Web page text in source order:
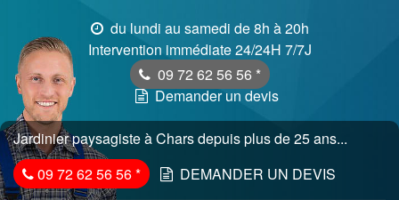
du lundi au samedi de 8h à 20h
Intervention immédiate 24/24H 7/7J
09 72 62 56 56 *
Demander un devis
Jardinier paysagiste à Chars depuis plus de 25 ans...
09 72 62 56 56* DEMANDER UN DEVIS